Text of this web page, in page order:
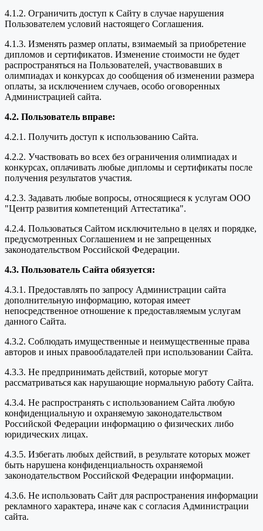
4.1.2. Ограничить доступ к Сайту в случае нарушения
Пользователем условий настоящего Соглашения.
4.1.3. Изменять размер оплаты, взимаемый за приобретение
дипломов и сертификатов. Изменение стоимости не будет
распространяться на Пользователей, участвовавших в
олимпиадах и конкурсах до сообщения об изменении размера
оплаты, за исключением случаев, особо оговоренных
Администрацией сайта.
4.2. Пользователь вправе:
4.2.1. Получить доступ к использованию Сайта.
4.2.2. Участвовать во всех без ограничения олимпиадах и
конкурсах, оплачивать любые дипломы и сертификаты после
получения результатов участия.
4.2.3. Задавать любые вопросы, относящиеся к услугам ООО
"Центр развития компетенций Аттестатика".
4.2.4. Пользоваться Сайтом исключительно в целях и порядке,
предусмотренных Соглашением и не запрещенных
законодательством Российской Федерации.
4.3. Пользователь Сайта обязуется:
4.3.1. Предоставлять по запросу Администрации сайта
дополнительную информацию, которая имеет
непосредственное отношение к предоставляемым услугам
данного Сайта.
4.3.2. Соблюдать имущественные и неимущественные права
авторов и иных правообладателей при использовании Сайта.
4.3.3. Не предпринимать действий, которые могут
рассматриваться как нарушающие нормальную работу Сайта.
4.3.4. Не распространять с использованием Сайта любую
конфиденциальную и охраняемую законодательством
Российской Федерации информацию о физических либо
юридических лицах.
4.3.5. Избегать любых действий, в результате которых может
быть нарушена конфиденциальность охраняемой
законодательством Российской Федерации информации.
4.3.6. Не использовать Сайт для распространения информации
рекламного характера, иначе как с согласия Администрации
сайта.